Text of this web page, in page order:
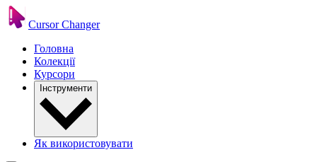
Cursor Changer
Головна
Колекції
Курсори
Інструменти
Як використовувати